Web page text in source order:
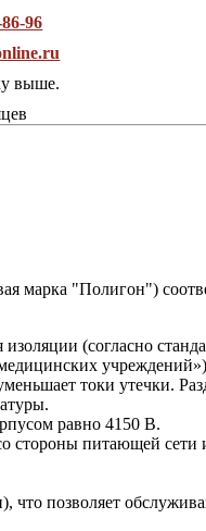
96
выше.
"Полигон")
(согласно
токи утечки.
равно 4150 В.
стороны питающей сети
позволяет